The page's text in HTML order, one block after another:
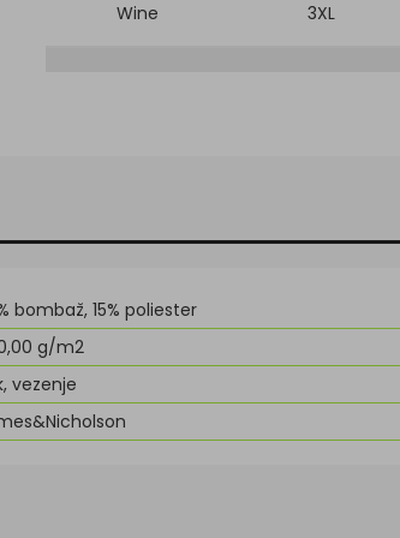
Wine 3XL
bombaž, 15% poliester
g/m2
vezenje